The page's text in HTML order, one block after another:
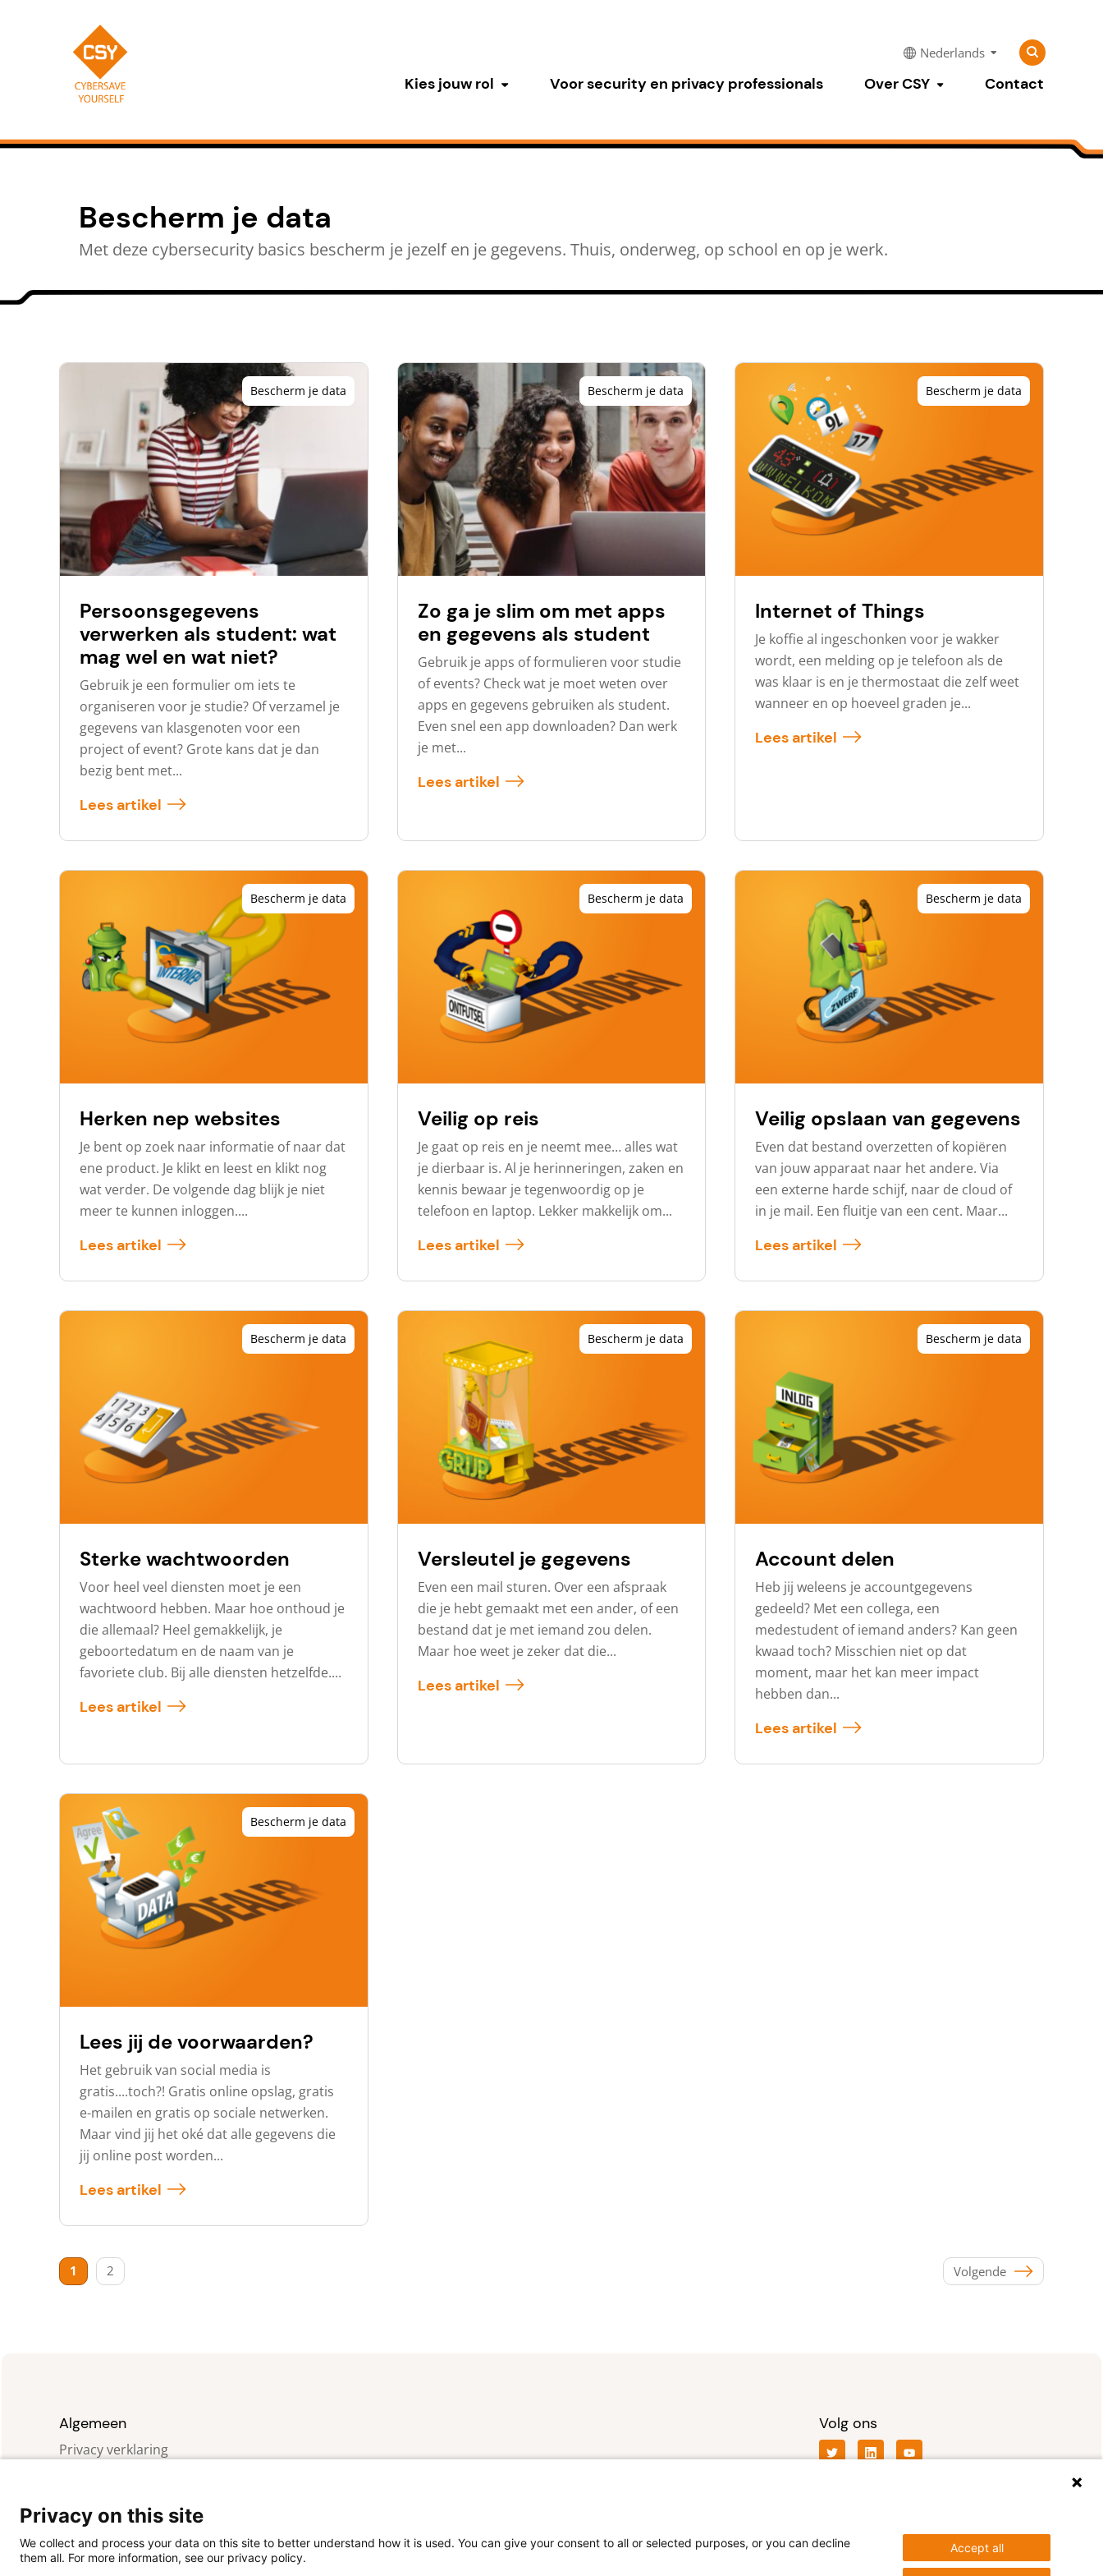
Nederlands
Zoeken
naar:
Zoeken
Kies jouw rol Submenu tonen
Voor security en privacy professionals Over CSY Submenu tonen
Contact
Bescherm je data
Met deze cybersecurity basics bescherm je jezelf en je gegevens. Thuis, onderweg, op school en op je werk.
Persoonsgegevens
verwerken als student: wat
mag wel en wat niet?
Gebruik je een formulier om iets te
organiseren voor je studie? Of verzamel je
gegevens van klasgenoten voor een
project of event? Grote kans dat je dan
bezig bent met...
Lees artikel
Bescherm je data
Zo ga je slim om met apps
en gegevens als student
Gebruik je apps of formulieren voor studie
of events? Check wat je moet weten over
apps en gegevens gebruiken als student.
Even snel een app downloaden? Dan werk
je met...
Lees artikel
Bescherm je data
Internet of Things
Je koffie al ingeschonken voor je wakker
wordt, een melding op je telefoon als de
was klaar is en je thermostaat die zelf weet
wanneer en op hoeveel graden je...
Lees artikel
Bescherm je data
Herken nep websites
Je bent op zoek naar informatie of naar dat
ene product. Je klikt en leest en klikt nog
wat verder. De volgende dag blijk je niet
meer te kunnen inloggen....
Lees artikel
Bescherm je data
Veilig op reis
Je gaat op reis en je neemt mee… alles wat
je dierbaar is. Al je herinneringen, zaken en
kennis bewaar je tegenwoordig op je
telefoon en laptop. Lekker makkelijk om...
Lees artikel
Bescherm je data
Veilig opslaan van gegevens
Even dat bestand overzetten of kopiëren
van jouw apparaat naar het andere. Via
een externe harde schijf, naar de cloud of
in je mail. Een fluitje van een cent. Maar...
Lees artikel
Bescherm je data
Sterke wachtwoorden
Voor heel veel diensten moet je een
wachtwoord hebben. Maar hoe onthoud je
die allemaal? Heel gemakkelijk, je
geboortedatum en de naam van je
favoriete club. Bij alle diensten hetzelfde....
Lees artikel
Bescherm je data
Versleutel je gegevens
Even een mail sturen. Over een afspraak
die je hebt gemaakt met een ander, of een
bestand dat je met iemand zou delen.
Maar hoe weet je zeker dat die...
Lees artikel
Bescherm je data
Account delen
Heb jij weleens je accountgegevens
gedeeld? Met een collega, een
medestudent of iemand anders? Kan geen
kwaad toch? Misschien niet op dat
moment, maar het kan meer impact
hebben dan...
Lees artikel
Bescherm je data
Lees jij de voorwaarden?
Het gebruik van social media is
gratis....toch?! Gratis online opslag, gratis
e-mailen en gratis op sociale netwerken.
Maar vind jij het oké dat alle gegevens die
jij online post worden...
Lees artikel
Bescherm je data
Berichten
1 2 Volgende
Algemeen
Privacy verklaring
Contact
Volg ons
Privacy on this site
We collect and process your data on this site to better understand how it is used. You can give your consent to all or selected purposes, or you can decline
them all. For more information, see our privacy policy.
Accept all